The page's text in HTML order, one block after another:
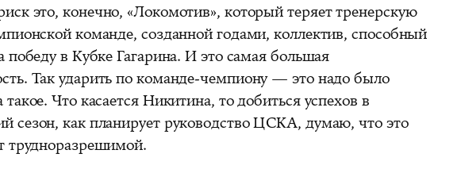
это, конечно, «Локомотив», который теряет тренерскую
команде, созданной годами, коллектив, способный
победу в Кубке Гагарина. И это самая большая
Так ударить по команде-чемпиону — это надо было
Что касается Никитина, то добиться успехов в
сезон, как планирует руководство ЦСКА, думаю, что это
трудноразрешимой.